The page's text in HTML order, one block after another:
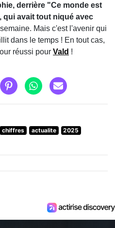
derrière "Ce monde est
avait tout niqué avec
Mais c'est l'avenir qui
dans le temps ! En tout cas,
réussi pour Vald !
chiffres actualite
2025